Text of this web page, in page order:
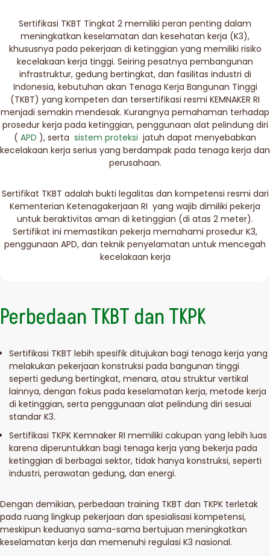
Sertifikasi TKBT Tingkat 2 memiliki peran penting dalam
meningkatkan keselamatan dan kesehatan kerja (K3),
khususnya pada pekerjaan di ketinggian yang memiliki risiko
kecelakaan kerja tinggi. Seiring pesatnya pembangunan
infrastruktur, gedung bertingkat, dan fasilitas industri di
Indonesia, kebutuhan akan Tenaga Kerja Bangunan Tinggi
(TKBT) yang kompeten dan tersertifikasi resmi KEMNAKER RI
menjadi semakin mendesak. Kurangnya pemahaman terhadap
prosedur kerja pada ketinggian, penggunaan alat pelindung diri
( APD ), serta sistem proteksi jatuh dapat menyebabkan
kecelakaan kerja serius yang berdampak pada tenaga kerja dan
perusahaan.
Sertifikat TKBT adalah bukti legalitas dan kompetensi resmi dari
Kementerian Ketenagakerjaan RI yang wajib dimiliki pekerja
untuk beraktivitas aman di ketinggian (di atas 2 meter).
Sertifikat ini memastikan pekerja memahami prosedur K3,
penggunaan APD, dan teknik penyelamatan untuk mencegah
kecelakaan kerja
Perbedaan TKBT dan TKPK
Sertifikasi TKBT lebih spesifik ditujukan bagi tenaga kerja yang
melakukan pekerjaan konstruksi pada bangunan tinggi
seperti gedung bertingkat, menara, atau struktur vertikal
lainnya, dengan fokus pada keselamatan kerja, metode kerja
di ketinggian, serta penggunaan alat pelindung diri sesuai
standar K3.
Sertifikasi TKPK Kemnaker RI memiliki cakupan yang lebih luas
karena diperuntukkan bagi tenaga kerja yang bekerja pada
ketinggian di berbagai sektor, tidak hanya konstruksi, seperti
industri, perawatan gedung, dan energi.
Dengan demikian, perbedaan training TKBT dan TKPK terletak
pada ruang lingkup pekerjaan dan spesialisasi kompetensi,
meskipun keduanya sama-sama bertujuan meningkatkan
keselamatan kerja dan memenuhi regulasi K3 nasional.